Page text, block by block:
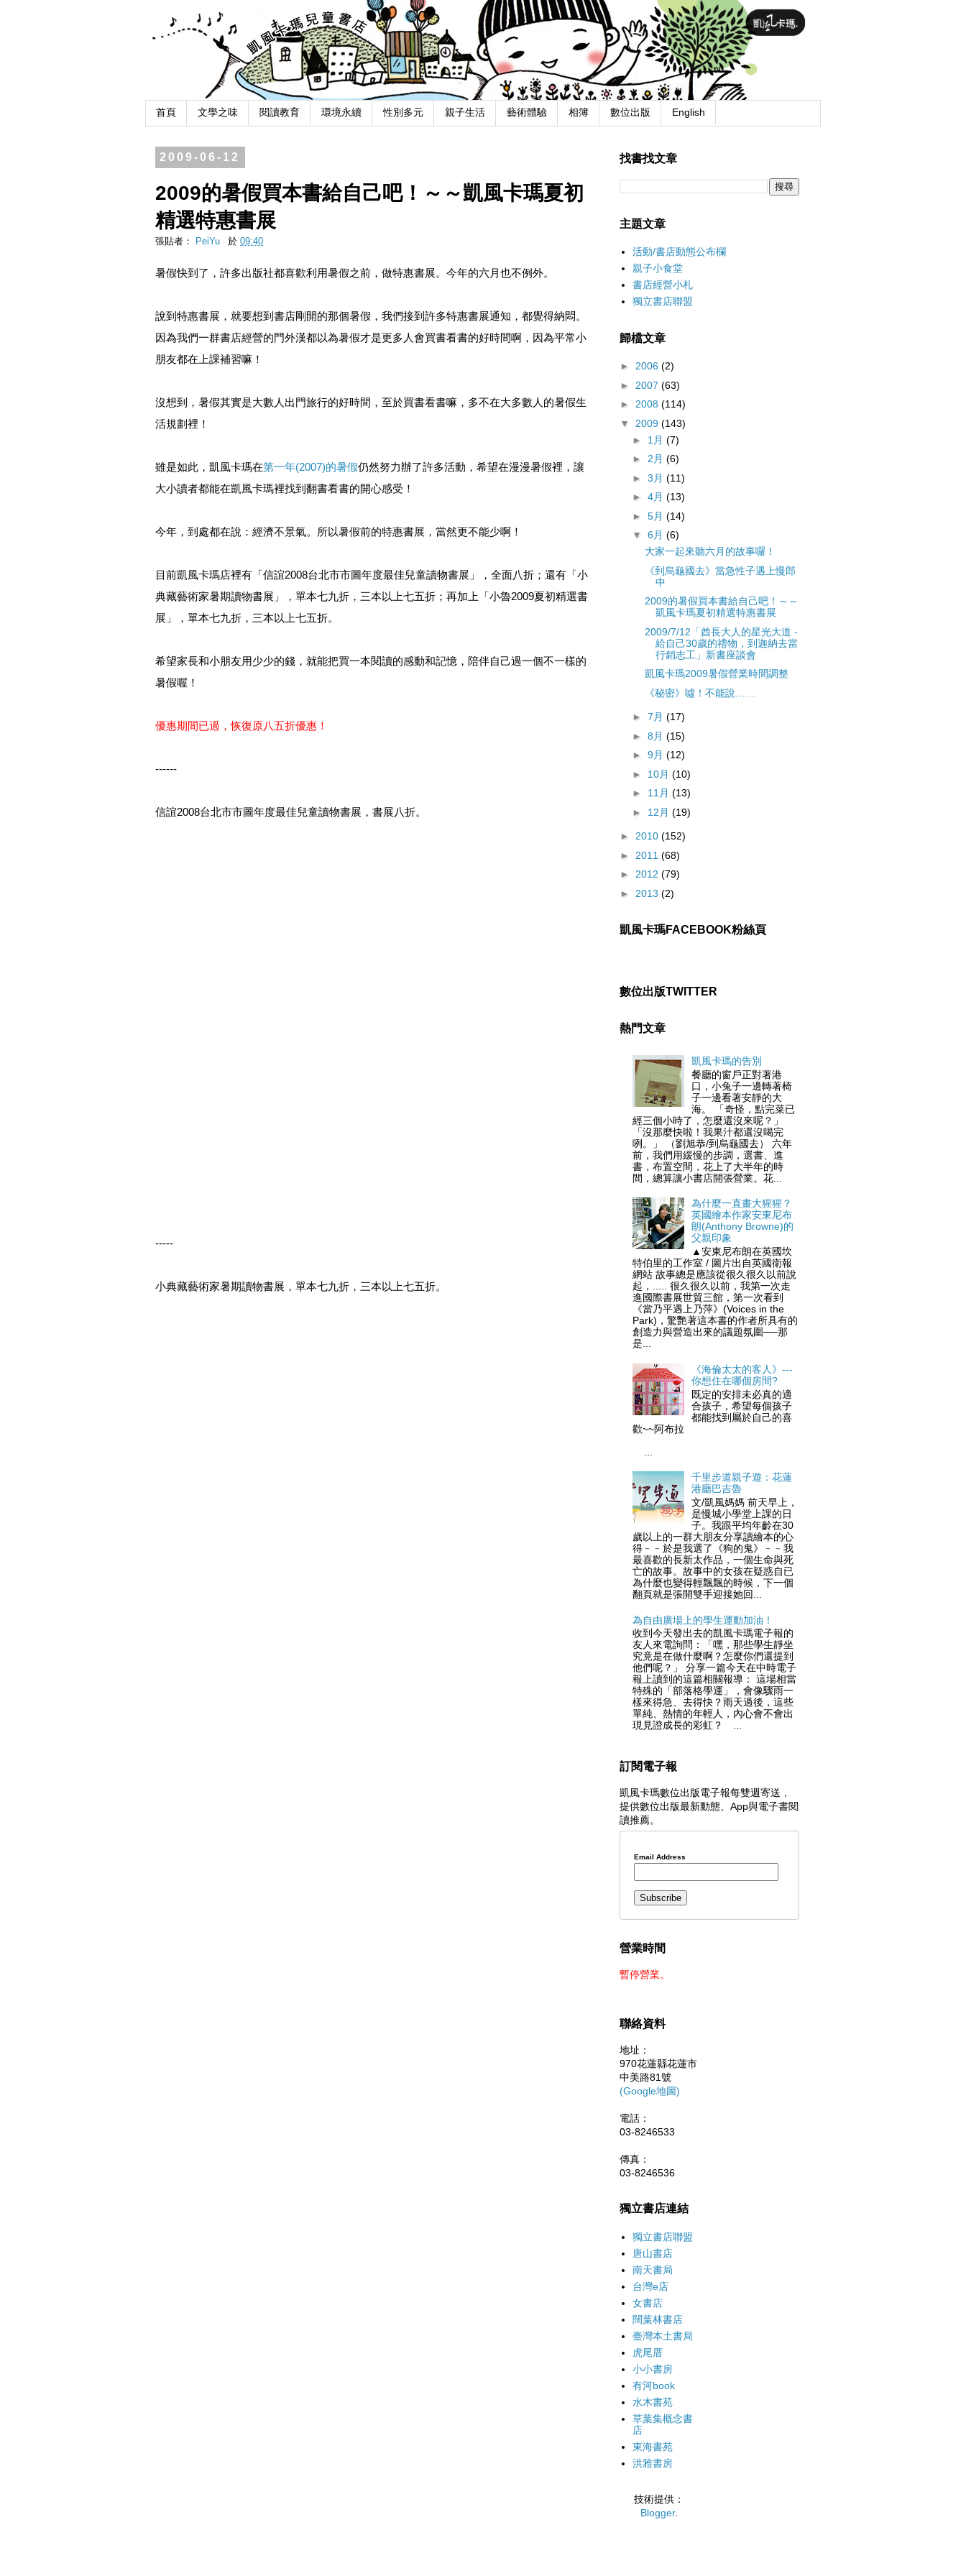
首頁 文學之味 閱讀教育 環境永續 性別多元 親子生活 藝術體驗 相簿 數位出版 English
2009-06-12
2009的暑假買本書給自己吧！～～凱風卡瑪夏初
精選特惠書展
張貼者： PeiYu 於09:40
暑假快到了，許多出版社都喜歡利用暑假之前，做特惠書展。今年的六月也不例外。
說到特惠書展，就要想到書店剛開的那個暑假，我們接到許多特惠書展通知，都覺得納悶。
因為我們一群書店經營的門外漢都以為暑假才是更多人會買書看書的好時間啊，因為平常小
朋友都在上課補習嘛！
沒想到，暑假其實是大數人出門旅行的好時間，至於買書看書嘛，多不在大多數人的暑假生
活規劃裡！
雖是如此，凱風卡瑪在第一年(2007)的暑假仍然努力辦了許多活動，希望在漫漫暑假裡，讓
大小讀者都能在凱風卡瑪裡找到翻書看書的開心感受！
今年，到處都在說：經濟不景氣。所以暑假前的特惠書展，當然更不能少啊！
目前凱風卡瑪店裡有「信誼2008台北市市圖年度最佳兒童讀物書展」，全面八折；還有「小
典藏藝術家暑期讀物書展」，單本七九折，三本以上七五折；再加上「小魯2009夏初精選書
展」，單本七九折，三本以上七五折。
希望家長和小朋友用少少的錢，就能把買一本閱讀的感動和記憶，陪伴自己過一個不一樣的
暑假喔！
優惠期間已過，恢復原八五折優惠！
------
信誼2008台北市市圖年度最佳兒童讀物書展，書展八折。
-----
小典藏藝術家暑期讀物書展，單本七九折，三本以上七五折。
找書找文章
主題文章
活動/書店動態公布欄
親子小食堂
書店經營小札
獨立書店聯盟
歸檔文章
► 2006 (2)
► 2007 (63)
► 2008 (114)
▼ 2009 (143)
► 1月 (7)
► 2月 (6)
► 3月 (11)
► 4月 (13)
► 5月 (14)
▼ 6月 (6)
大家一起來聽六月的故事囉！
《到烏龜國去》當急性子遇上慢郎
中
2009的暑假買本書給自己吧！～～
凱風卡瑪夏初精選特惠書展
2009/7/12「酋長大人的星光大道 -
給自己30歲的禮物，到迦納去當
行銷志工」新書座談會
凱風卡瑪2009暑假營業時間調整
《秘密》噓！不能說……
► 7月 (17)
► 8月 (15)
► 9月 (12)
► 10月 (10)
► 11月 (13)
► 12月 (19)
► 2010 (152)
► 2011 (68)
► 2012 (79)
► 2013 (2)
凱風卡瑪FACEBOOK粉絲頁
數位出版TWITTER
熱門文章
凱風卡瑪的告別
餐廳的窗戶正對著港
口，小兔子一邊轉著椅
子一邊看著安靜的大
海。 「奇怪，點完菜已
經三個小時了，怎麼還沒來呢？」
「沒那麼快啦！我果汁都還沒喝完
咧。」 （劉旭恭/到烏龜國去） 六年
前，我們用緩慢的步調，選書、進
書，布置空間，花上了大半年的時
間，總算讓小書店開張營業。花...
為什麼一直畫大猩猩？
英國繪本作家安東尼布
朗(Anthony Browne)的
父親印象
▲安東尼布朗在英國坎
特伯里的工作室 / 圖片出自英國衛報
網站 故事總是應該從很久很久以前說
起，..... 很久很久以前，我第一次走
進國際書展世貿三館，第一次看到
《當乃平遇上乃萍》(Voices in the
Park)，驚艷著這本書的作者所具有的
創造力與營造出來的議題氛圍──那
是...
《海倫太太的客人》---
你想住在哪個房間?
既定的安排未必真的適
合孩子，希望每個孩子
都能找到屬於自己的喜
歡~~阿布拉
千里步道親子遊：花蓮
港廳巴吉魯
文/凱風媽媽 前天早上，
是慢城小學堂上課的日
子。我跟平均年齡在30
歲以上的一群大朋友分享讀繪本的心
得﹣﹣於是我選了《狗的鬼》﹣﹣我
最喜歡的長新太作品，一個生命與死
亡的故事。故事中的女孩在疑惑自已
為什麼也變得輕飄飄的時候，下一個
翻頁就是張開雙手迎接她回...
為自由廣場上的學生運動加油！
收到今天發出去的凱風卡瑪電子報的
友人來電詢問：「嘿，那些學生靜坐
究竟是在做什麼啊？怎麼你們還提到
他們呢？」 分享一篇今天在中時電子
報上讀到的這篇相關報導： 這場相當
特殊的「部落格學運」，會像驟雨一
樣來得急、去得快？雨天過後，這些
單純、熱情的年輕人，內心會不會出
現見證成長的彩虹？ ...
訂閱電子報
凱風卡瑪數位出版電子報每雙週寄送，
提供數位出版最新動態、App與電子書閱
讀推薦。
Email Address
營業時間
暫停營業。
聯絡資料
地址：
970花蓮縣花蓮市
中美路81號
(Google地圖)
電話：
03-8246533
傳真：
03-8246536
獨立書店連結
獨立書店聯盟
唐山書店
南天書局
台灣e店
女書店
闊葉林書店
臺灣本土書局
虎尾厝
小小書房
有河book
水木書苑
草葉集概念書
店
東海書苑
洪雅書房
技術提供：
Blogger.